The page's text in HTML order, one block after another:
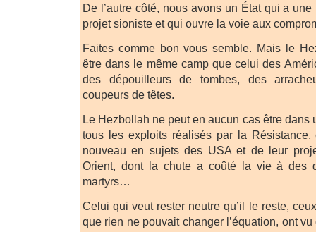
De l’autre côté, nous avons un État qui a
projet sioniste et qui ouvre la voie aux
Faites comme bon vous semble. Mais le
être dans le même camp que celui des
des dépouilleurs de tombes, des
coupeurs de têtes.
Le Hezbollah ne peut en aucun cas être dans
tous les exploits réalisés par la Résistance,
nouveau en sujets des USA et de leur
Orient, dont la chute a coûté la vie à des
martyrs…
Celui qui veut rester neutre qu’il le reste,
que rien ne pouvait changer l’équation, ont